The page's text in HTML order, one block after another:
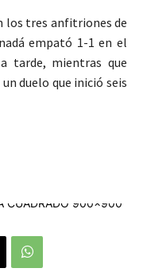
los tres anfitriones de
empató 1-1 en el
tarde, mientras que
duelo que inició seis